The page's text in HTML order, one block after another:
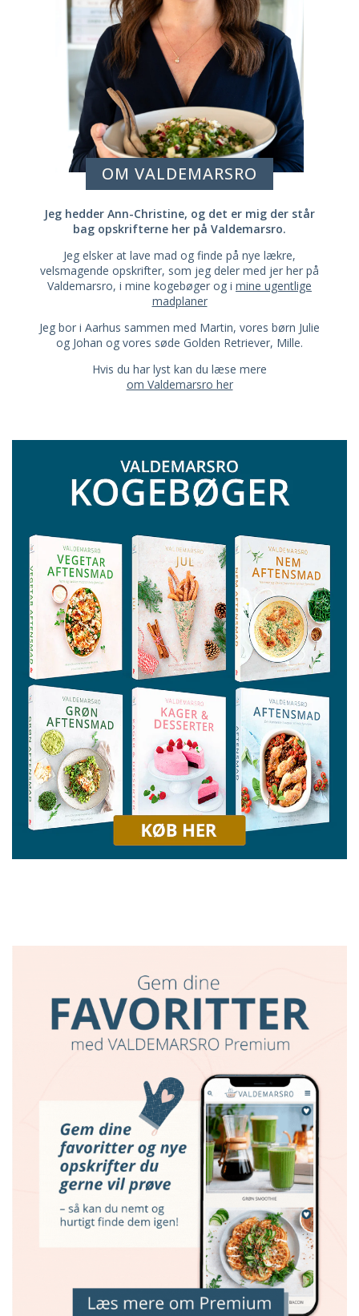
OM VALDEMARSRO
Jeg hedder Ann-Christine, og det er mig der står
bag opskrifterne her på Valdemarsro.
Jeg elsker at lave mad og finde på nye lækre,
velsmagende opskrifter, som jeg deler med jer her på
Valdemarsro, i mine kogebøger og i mine ugentlige
madplaner
Jeg bor i Aarhus sammen med Martin, vores børn Julie
og Johan og vores søde Golden Retriever, Mille.
Hvis du har lyst kan du læse mere
om Valdemarsro her